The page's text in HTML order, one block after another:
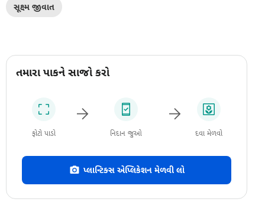
સૂક્ષ્મ જીવાત
તમારા પાકને સાજો કરો
ફોટો પાડો નિદાન જુઓ દવા મેળવો
પ્લાન્ટિક્સ એપ્લિકેશન મેળવી લો